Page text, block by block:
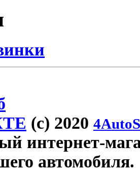
(c) 2020
интернет-
автомобиля.